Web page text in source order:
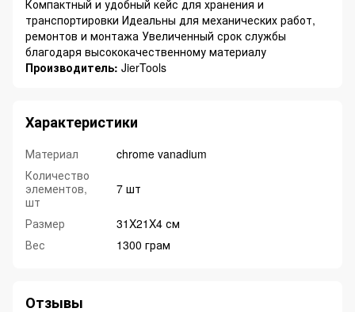
Компактный и удобный кейс для хранения и
транспортировки Идеальны для механических работ,
ремонтов и монтажа Увеличенный срок службы
благодаря высококачественному материалу
Производитель: JierTools
Характеристики
Материал
chrome vanadium
Количество
элементов,
шт
7 шт
Размер
31X21X4 см
Вес
1300 грам
Отзывы